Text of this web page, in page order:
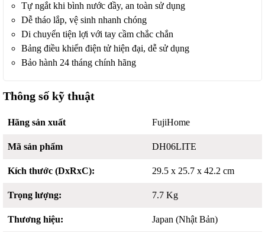
Tự ngắt khi bình nước đầy, an toàn sử dụng
Dễ tháo lắp, vệ sinh nhanh chóng
Di chuyển tiện lợi với tay cầm chắc chắn
Bảng điều khiển điện tử hiện đại, dễ sử dụng
Bảo hành 24 tháng chính hãng
Thông số kỹ thuật
Hãng sản xuất FujiHome
Mã sản phẩm DH06LITE
Kích thước (DxRxC): 29.5 x 25.7 x 42.2 cm
Trọng lượng: 7.7 Kg
Thương hiệu: Japan (Nhật Bản)